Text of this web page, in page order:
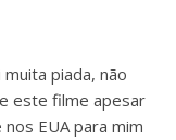
piada, não
este filme apesar
EUA para mim